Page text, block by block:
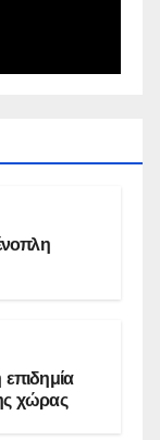
χώρας